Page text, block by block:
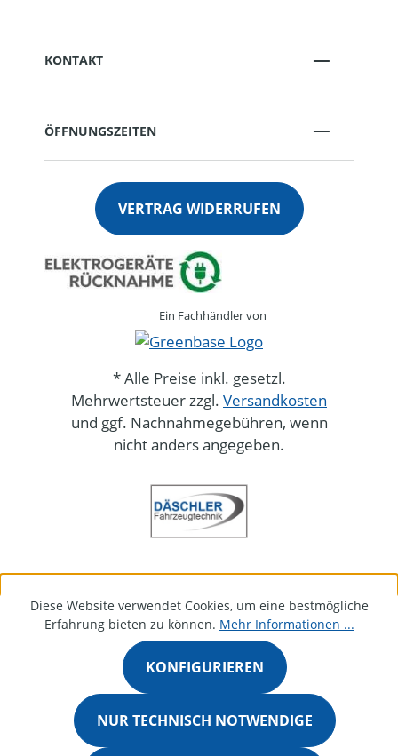
KONTAKT
ÖFFNUNGSZEITEN
VERTRAG WIDERRUFEN
Ein Fachhändler von
* Alle Preise inkl. gesetzl.
Mehrwertsteuer zzgl. Versandkosten
und ggf. Nachnahmegebühren, wenn
nicht anders angegeben.
Diese Website verwendet Cookies, um eine bestmögliche
Erfahrung bieten zu können. Mehr Informationen ...
NUR TECHNISCH NOTWENDIGE
KONFIGURIEREN